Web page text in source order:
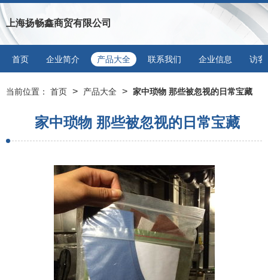
上海扬畅鑫商贸有限公司
首页 企业简介 产品大全 联系我们 企业信息 访客
当前位置： 首页 > 产品大全 > 家中琐物 那些被忽视的日常宝藏
家中琐物 那些被忽视的日常宝藏